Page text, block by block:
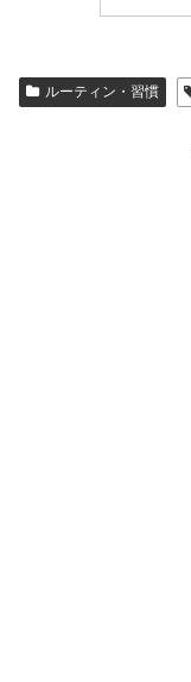
ルーティン・習慣